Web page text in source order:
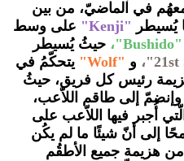
معهُم في الماضيّ، من بين
يُسيطر "Kenji"
على وسط
"Bushido"،
حيثُ يُسيطر
و "Wolf"
يتحكّمُ في
رئيس كل فريق، حيثُ
إلى طاقم اللاّعب،
أُجبر فيها اللاّعب على
إلى أنّ شيئًا ما لم يكُن
هزيمة جميع الأطقُم